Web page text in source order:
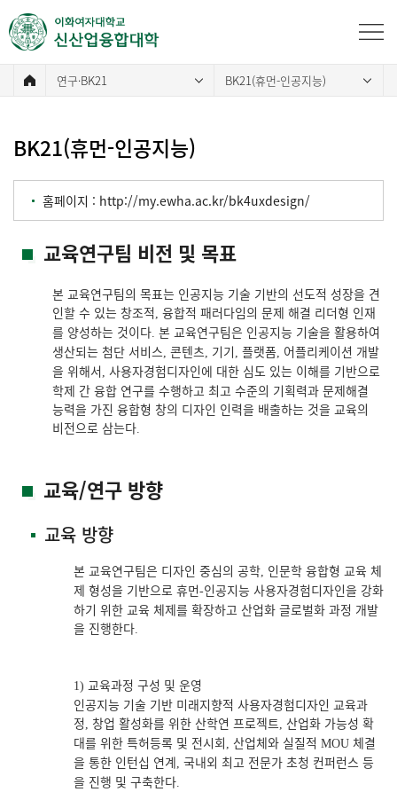
연구·BK21 BK21(휴먼-인공지능)
BK21(휴먼-인공지능)
홈페이지 : http://my.ewha.ac.kr/bk4uxdesign/
교육연구팀 비전 및 목표
본 교육연구팀의 목표는 인공지능 기술 기반의 선도적 성장을 견
인할 수 있는 창조적 ,융합적 패러다임의 문제 해결 리더형 인재
를 양성하는 것이다.본 교육연구팀은 인공지능 기술을 활용하여
생산되는 첨단 서비스,콘텐츠, 기기 ,플랫폼, 어플리케이션 개발
을 위해서 ,사용자경험디자인에 대한 심도 있는 이해를 기반으로
학제 간 융합 연구를 수행하고 최고 수준의 기획력과 문제해결
능력을 가진 융합형 창의 디자인 인력을 배출하는 것을 교육의
비전으로 삼는다.
교육/연구 방향
교육 방향
본 교육연구팀은 디자인 중심의 공학, 인문학 융합형 교육 체
제 형성을 기반으로 휴먼-인공지능 사용자경험디자인을 강화
하기 위한 교육 체제를 확장하고 산업화 글로벌화 과정 개발
을 진행한다.
1) 교육과정 구성 및 운영
인공지능 기술 기반 미래지향적 사용자경험디자인 교육과
정 , 창업 활성화를 위한 산학연 프로젝트, 산업화 가능성 확
대를 위한 특허등록 및 전시회 , 산업체와 실질적 MOU 체결
을 통한 인턴십 연계, 국내외 최고 전문가 초청 컨퍼런스 등
을 진행 및 구축한다.